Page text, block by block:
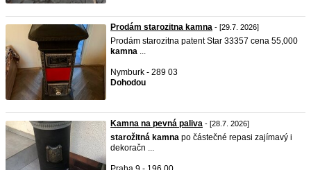
Prodám starozitna kamna - [29.7. 2026]
Prodám starozitna patent Star 33357 cena 55,000
kamna ...
Nymburk - 289 03
Dohodou
Kamna na pevná paliva - [28.7. 2026]
starožitná kamna po částečné repasi zajímavý i
dekoračn ...